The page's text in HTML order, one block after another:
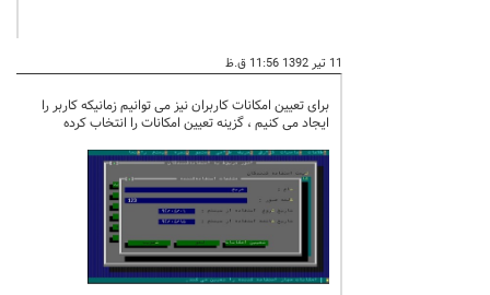
11 تیر 1392 11:56 ق.ظ
برای تعیین امکانات کاربران نیز می توانیم زمانیکه کاربر را
ایجاد می کنیم ، گزینه تعیین امکانات را انتخاب کرده